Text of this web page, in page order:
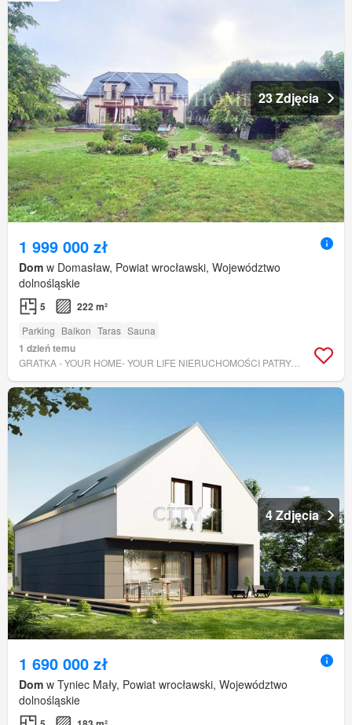
23 Zdjęcia
1 999 000 zł
Dom w Domasław, Powiat wrocławski, Województwo
dolnośląskie
5 222 m²
Parking Balkon Taras Sauna
1 dzień temu
GRATKA - YOUR HOME- YOUR LIFE NIERUCHOMOŚCI PATRYCJA BATIJEWSKA
4 Zdjęcia
1 690 000 zł
Dom w Tyniec Mały, Powiat wrocławski, Województwo
dolnośląskie